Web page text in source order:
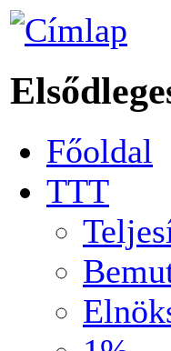
Főoldal
TTT